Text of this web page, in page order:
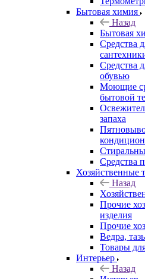
Бытовая химия
Назад
Бытовая
Средства
Средства
обувью
Моющие
бытовой
запаха
Средства
Хозяйственные
Назад
Прочие
изделия
Прочие
Ведра,
Товары
Интерьер
Назад